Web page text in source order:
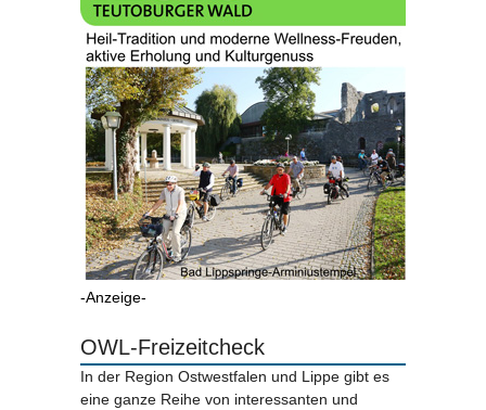
-Anzeige-
OWL-Freizeitcheck
In der Region Ostwestfalen und Lippe gibt es
eine ganze Reihe von interessanten und